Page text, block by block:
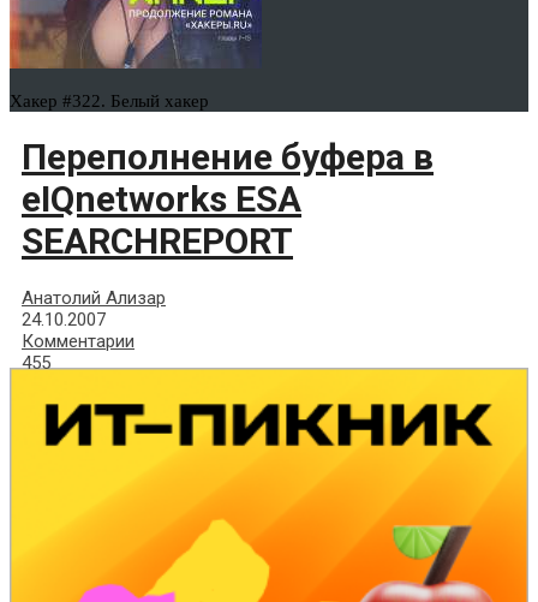
Хакер #322. Белый хакер
Переполнение буфера в
eIQnetworks ESA
SEARCHREPORT
Анатолий Ализар
24.10.2007
Комментарии
455